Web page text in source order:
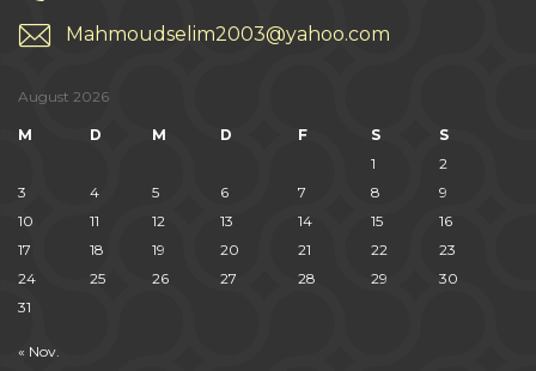
Mahmoudselim2003@yahoo.com
August 2026
M D M D F S
S
1
2
3
4 5 6 7 8
9
10
11 12 13 14 15
16
17
18 19 20 21 22
23
24
25 26 27 28 29
30
31
« Nov.